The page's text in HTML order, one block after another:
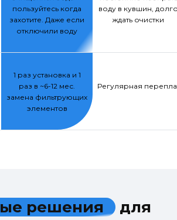
пользуйтесь когда
захотите. Даже если
отключили воду
воду в кувшин,
ждать очистки
1 раз установка и 1
раз в ~6-12 мес.
замена фильтрующих
элементов
Регулярная
ые решения для